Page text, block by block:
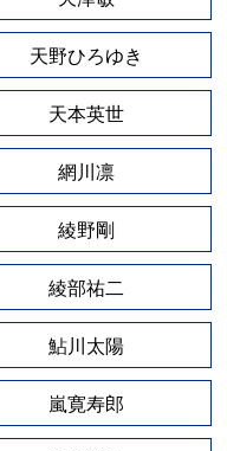
天野ひろゆき
天本英世
網川凛
綾野剛
綾部祐二
鮎川太陽
嵐寛寿郎